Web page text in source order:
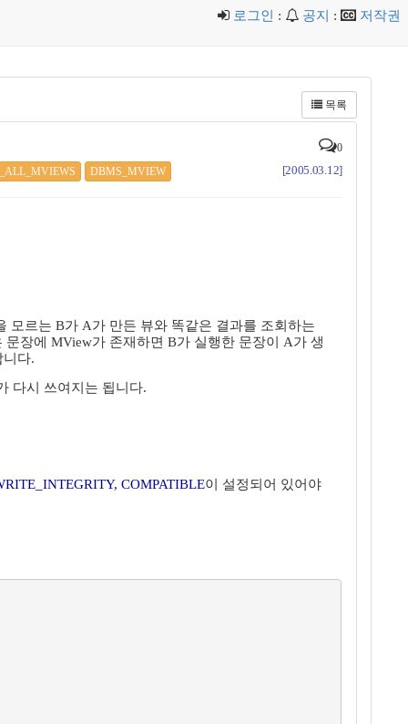
로그인 : 공지 : 저작권
목록
0
DBMS_MVIEW [2005.03.12]
르는 B가 A가 만든 뷰와 똑같은 결과를 조회하는
장에 MView가 존재하면 B가 실행한 문장이 A가 생
니다.
다시 쓰여지는 됩니다.
COMPATIBLE이 설정되어 있어야